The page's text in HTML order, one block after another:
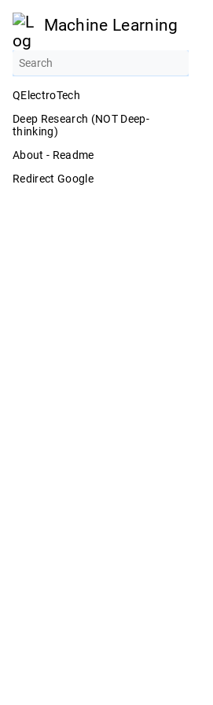
Machine Learning
QElectroTech
Deep Research (NOT Deep-
thinking)
About - Readme
Redirect Google